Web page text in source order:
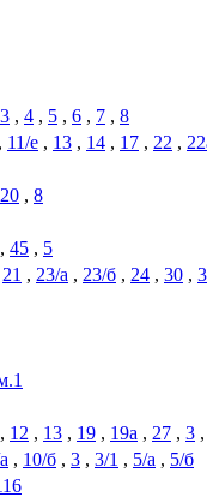
3 , 4 , 5 , 6 , 7 , 8
, 11/е , 13 , 14 , 17 , 22 ,
20 , 8
, 45 , 5
21 , 23/а , 23/б , 24 , 30 ,
, 12 , 13 , 19 , 19а , 27 , 3
, 10/б , 3 , 3/1 , 5/а , 5/б